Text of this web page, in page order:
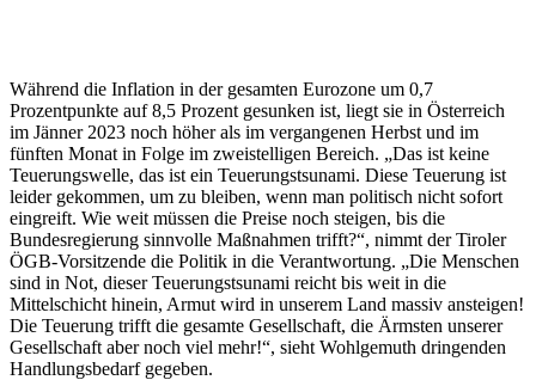
Während die Inflation in der gesamten Eurozone um 0,7
Prozentpunkte auf 8,5 Prozent gesunken ist, liegt sie in Österreich
im Jänner 2023 noch höher als im vergangenen Herbst und im
fünften Monat in Folge im zweistelligen Bereich. „Das ist keine
Teuerungswelle, das ist ein Teuerungstsunami. Diese Teuerung ist
leider gekommen, um zu bleiben, wenn man politisch nicht sofort
eingreift. Wie weit müssen die Preise noch steigen, bis die
Bundesregierung sinnvolle Maßnahmen trifft?“, nimmt der Tiroler
ÖGB-Vorsitzende die Politik in die Verantwortung. „Die Menschen
sind in Not, dieser Teuerungstsunami reicht bis weit in die
Mittelschicht hinein, Armut wird in unserem Land massiv ansteigen!
Die Teuerung trifft die gesamte Gesellschaft, die Ärmsten unserer
Gesellschaft aber noch viel mehr!“, sieht Wohlgemuth dringenden
Handlungsbedarf gegeben.